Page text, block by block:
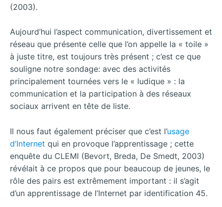
(2003).
Aujourd’hui l’aspect communication, divertissement et
réseau que présente celle que l’on appelle la « toile »
à juste titre, est toujours très présent ; c’est ce que
souligne notre sondage: avec des activités
principalement tournées vers le « ludique » : la
communication et la participation à des réseaux
sociaux arrivent en tête de liste.
Il nous faut également préciser que c’est l’usage
d’Internet qui en provoque l’apprentissage ; cette
enquête du CLEMI (Bevort, Breda, De Smedt, 2003)
révélait à ce propos que pour beaucoup de jeunes, le
rôle des pairs est extrêmement important : il s’agit
d’un apprentissage de l’Internet par identification 45.